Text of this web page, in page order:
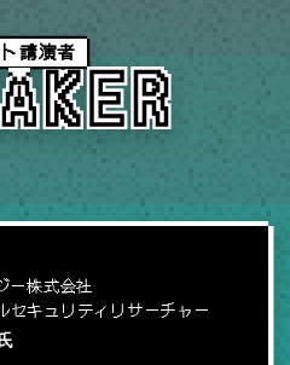
講演者
ー株式会社
セキュリティリサーチャー